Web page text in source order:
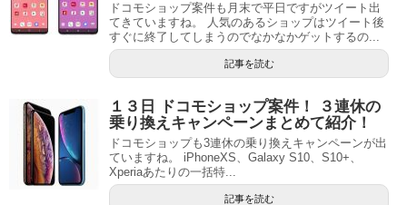
ドコモショップ案件も月末で平日ですがツイート出
てきていますね。 人気のあるショップはツイート後
すぐに終了してしまうのでなかなかゲットするの...
記事を読む
１３日 ドコモショップ案件！ ３連休の
乗り換えキャンペーンまとめて紹介！
ドコモショップも3連休の乗り換えキャンペーンが出
ていますね。 iPhoneXS、Galaxy S10、S10+、
Xperiaあたりの一括特...
記事を読む